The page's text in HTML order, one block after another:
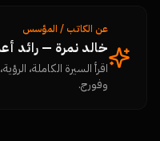
عن الكاتب / المؤسس
خالد نمرة — رائد
وفورج.